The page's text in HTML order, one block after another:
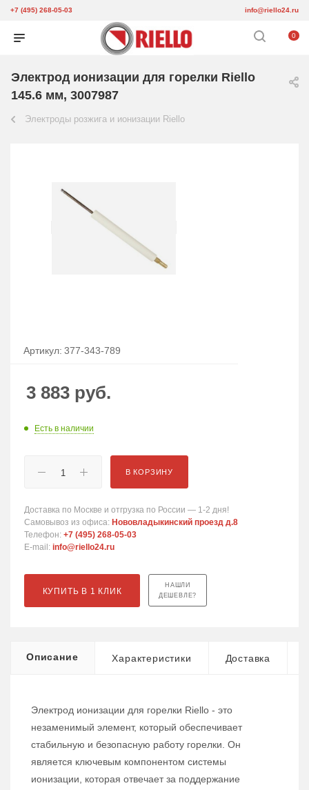
+7 (495) 268-05-03 info@riello24.ru
0
Электрод ионизации для горелки Riello
145.6 мм, 3007987
Электроды розжига и ионизации Riello
Артикул: 377-343-789
3 883 руб.
Есть в наличии
В КОРЗИНУ
Доставка по Москве и отгрузка по России — 1-2 дня!
Самовывоз из офиса: Нововладыкинский проезд д.8
Телефон: +7 (495) 268-05-03
E-mail: info@riello24.ru
КУПИТЬ В 1 КЛИК
НАШЛИ
ДЕШЕВЛЕ?
Описание Характеристики Доставка
Электрод ионизации для горелки Riello - это
незаменимый элемент, который обеспечивает
стабильную и безопасную работу горелки. Он
является ключевым компонентом системы
ионизации, которая отвечает за поддержание